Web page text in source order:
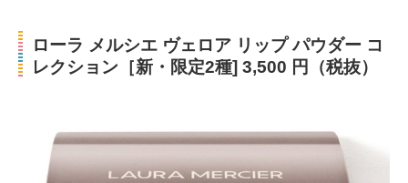
ローラ メルシエ ヴェロア リップ パウダー コ
レクション［新・限定2種] 3,500 円（税抜）